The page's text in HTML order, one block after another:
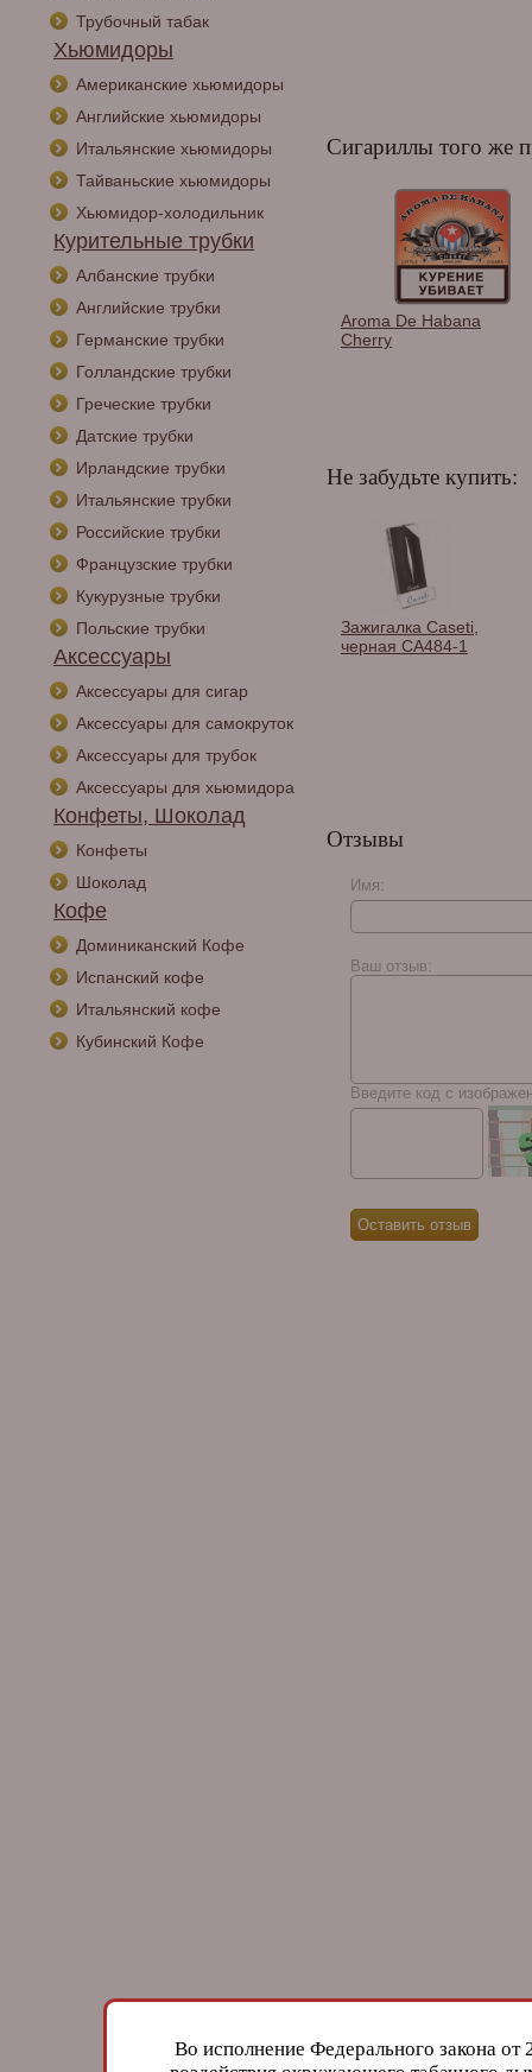
Трубочный табак
Хьюмидоры
Американские хьюмидоры
Английские хьюмидоры
Итальянские хьюмидоры
Тайваньские хьюмидоры
Хьюмидор-холодильник
Курительные трубки
Албанские трубки
Английские трубки
Германские трубки
Голландские трубки
Греческие трубки
Датские трубки
Ирландские трубки
Итальянские трубки
Российские трубки
Французские трубки
Кукурузные трубки
Польские трубки
Аксессуары
Аксессуары для сигар
Аксессуары для самокруток
Аксессуары для трубок
Аксессуары для хьюмидора
Конфеты, Шоколад
Конфеты
Шоколад
Кофе
Доминиканский Кофе
Испанский кофе
Итальянский кофе
Кубинский Кофе
Сигариллы того же
Aroma Cubana
Maduro
Cherokee Сигарная
смесь (20 шт.)
Aroma De Habana
Cherry
Не забудьте купить:
Lotus
Зажигалка Lotus
Зажигалка Caseti,
черная CA484-1
Отзывы
Имя:
Ваш отзыв:
Введите код с
Во исполнение Федерального закона